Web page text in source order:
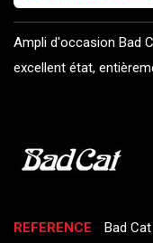
Ampli d'occasion Bad
excellent état,
REFERENCE Bad